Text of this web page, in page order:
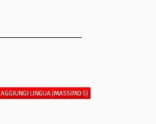
AGGIUNGI LINGUA (MASSIMO 5)